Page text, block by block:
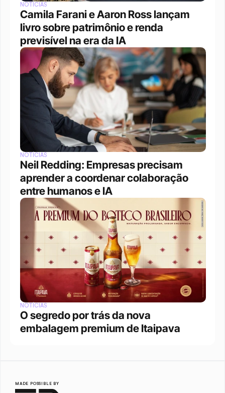
NOTÍCIAS
Camila Farani e Aaron Ross lançam
livro sobre patrimônio e renda
previsível na era da IA
NOTÍCIAS
Neil Redding: Empresas precisam
aprender a coordenar colaboração
entre humanos e IA
NOTÍCIAS
O segredo por trás da nova
embalagem premium de Itaipava
MADE POSSIBLE BY